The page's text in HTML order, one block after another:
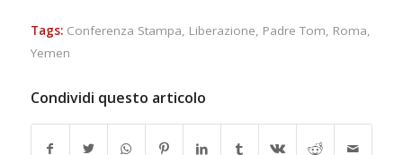
Tags: Conferenza Stampa, Liberazione, Padre Tom, Roma,
Yemen
Condividi questo articolo